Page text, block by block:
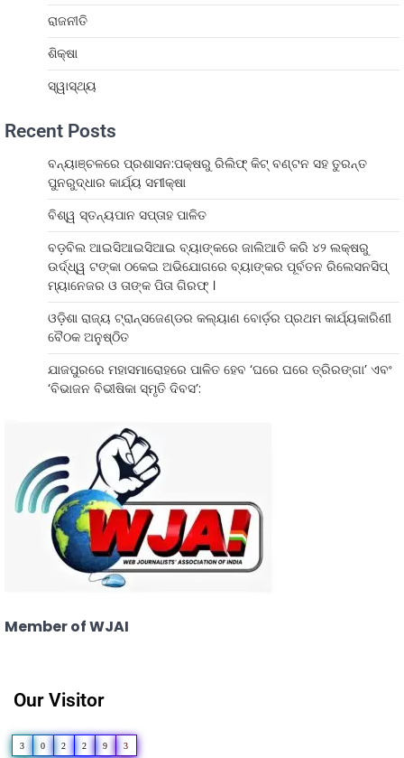
ରାଜନୀତି
ଶିକ୍ଷା
ସ୍ୱାସ୍ଥ୍ୟ
Recent Posts
ବନ୍ୟାଞ୍ଚଳରେ ପ୍ରଶାସନ:ପକ୍ଷରୁ ରିଲିଫ୍ କିଟ୍ ବଣ୍ଟନ ସହ ତୁରନ୍ତ
ପୁନରୁଦ୍ଧାର କାର୍ଯ୍ୟ ସମୀକ୍ଷା
ବିଶ୍ୱ ସ୍ତନ୍ୟପାନ ସପ୍ତାହ ପାଳିତ
ବଡ଼ବିଲ ଆଇସିଆଇସିଆଇ ବ୍ୟାଙ୍କରେ ଜାଲିଆତି କରି ୪୨ ଲକ୍ଷରୁ
ଉର୍ଦ୍ଧ୍ୱ ଟଙ୍କା ଠକେଇ ଅଭିଯୋଗରେ ବ୍ୟାଙ୍କର ପୂର୍ବତନ ରିଲେସନସିପ୍
ମ୍ୟାନେଜର ଓ ତାଙ୍କ ପିତା ଗିରଫ୍ ।
ଓଡ଼ିଶା ରାଜ୍ୟ ଟ୍ରାନ୍ସଜେଣ୍ଡର କଲ୍ୟାଣ ବୋର୍ଡ଼ର ପ୍ରଥମ କାର୍ଯ୍ୟକାରିଣୀ
ବୈଠକ ଅନୁଷ୍ଠିତ
ଯାଜପୁରରେ ମହାସମାରୋହରେ ପାଳିତ ହେବ ‘ଘରେ ଘରେ ତ୍ରିରଙ୍ଗା’ ଏବଂ
‘ବିଭାଜନ ବିଭୀଷିକା ସ୍ମୃତି ଦିବସ’:
Member of WJAI
Our Visitor
3 0 2 2 9 3